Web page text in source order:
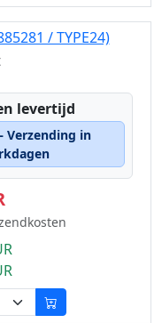
/ TYPE24)
levertijd
Verzending in